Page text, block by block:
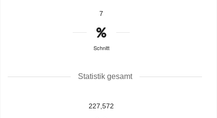
7
Schnitt
Statistik gesamt
227,572